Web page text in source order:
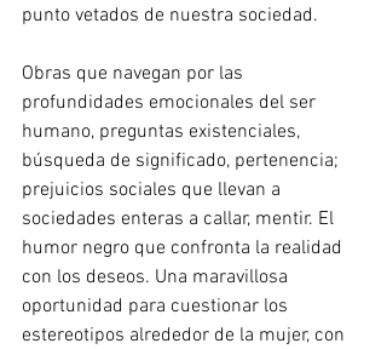
punto vetados de nuestra sociedad.
Obras que navegan por las
profundidades emocionales del ser
humano, preguntas existenciales,
búsqueda de significado, pertenencia;
prejuicios sociales que llevan a
sociedades enteras a callar, mentir. El
humor negro que confronta la realidad
con los deseos. Una maravillosa
oportunidad para cuestionar los
estereotipos alrededor de la mujer, con